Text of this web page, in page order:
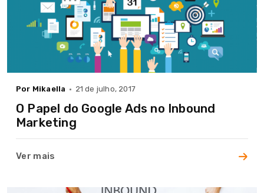
Por Mikaella 21 de julho, 2017
O Papel do Google Ads no Inbound
Marketing
Ver mais